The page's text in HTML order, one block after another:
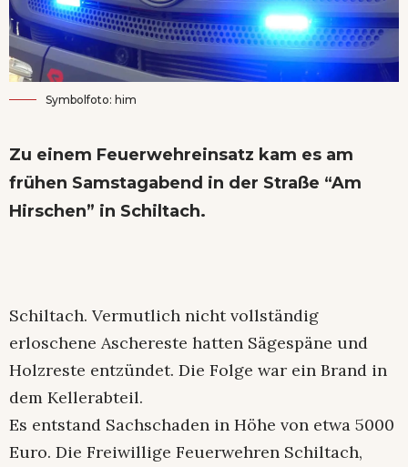
Symbolfoto: him
Zu einem Feuerwehreinsatz kam es am
frühen Samstagabend in der Straße “Am
Hirschen” in Schiltach.
Schiltach. Vermutlich nicht vollständig
erloschene Aschereste hatten Sägespäne und
Holzreste entzündet. Die Folge war ein Brand in
dem Kellerabteil.
Es entstand Sachschaden in Höhe von etwa 5000
Euro. Die Freiwillige Feuerwehren Schiltach,